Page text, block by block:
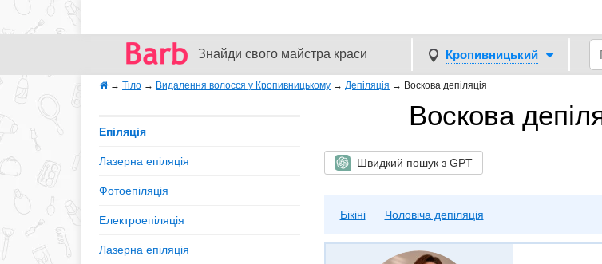
Знайди свого майстра краси Кропивницький
→ Тіло → Видалення волосся у Кропивницькому → Депіляція → Воскова депіляція
Воскова
Швидкий пошук з GPT
Бікіні Чоловіча депіляція
Епіляція
Лазерна епіляція
Фотоепіляція
Електроепіляція
Лазерна епіляція